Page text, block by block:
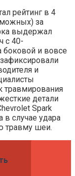
рейтинг в 4
за
выдержал
с 40-
и вовсе
и
травмирования
детали
Spark
в случае удара
травму шеи.